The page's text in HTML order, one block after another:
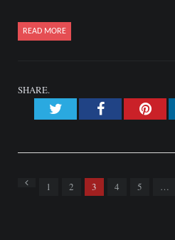
READ MORE
SHARE.
TwitterFacebook
Previous
1 2 3 4 5 …